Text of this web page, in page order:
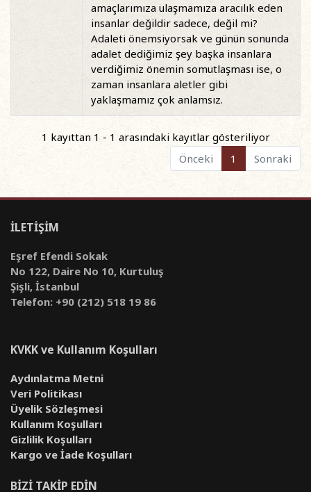
amaçlarımıza ulaşmamıza aracılık eden
insanlar değildir sadece, değil mi?
Adaleti önemsiyorsak ve günün sonunda
adalet dediğimiz şey başka insanlara
verdiğimiz önemin somutlaşması ise, o
zaman insanlara aletler gibi
yaklaşmamız çok anlamsız.
1 kayıttan 1 - 1 arasındaki kayıtlar gösteriliyor
Önceki
1 Sonraki
İLETİŞİM
Eşref Efendi Sokak
No 122, Daire No 10, Kurtuluş
Şişli, İstanbul
Telefon: +90 (212) 518 19 86
KVKK ve Kullanım Koşulları
Aydınlatma Metni
Veri Politikası
Üyelik Sözleşmesi
Kullanım Koşulları
Gizlilik Koşulları
Kargo ve İade Koşulları
BİZİ TAKİP EDİN